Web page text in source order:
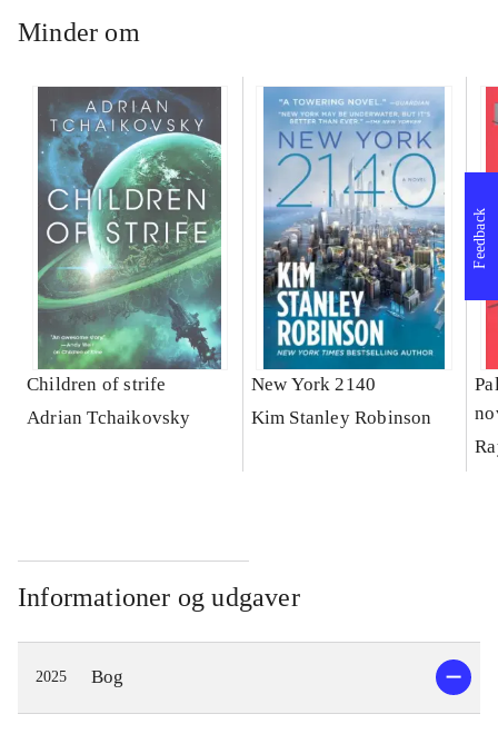
Minder om
Children of strife
Adrian Tchaikovsky
New York 2140
Kim Stanley Robinson
Informationer og udgaver
2025 Bog
Feedback